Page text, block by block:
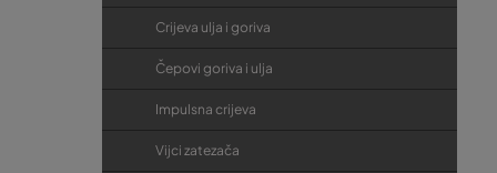
Crijeva ulja i goriva
Čepovi goriva i ulja
Impulsna crijeva
Vijci zatezača